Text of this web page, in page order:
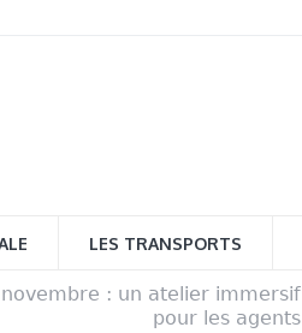
LES TRANSPORTS
: un atelier immersif
pour les agents